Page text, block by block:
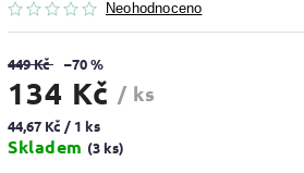
Neohodnoceno
449 Kč –70 %
134 Kč / ks
44,67 Kč / 1 ks
Skladem (3 ks)